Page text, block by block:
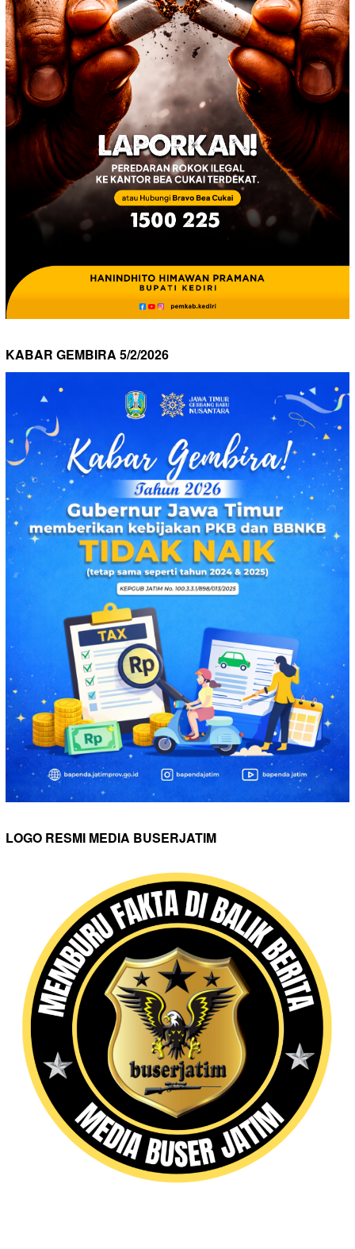
KABAR GEMBIRA 5/2/2026
LOGO RESMI MEDIA BUSERJATIM